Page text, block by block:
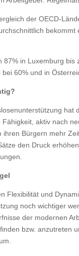
der OECD-
87% in Luxemburg
60% und in
hat
aktiv nach
ihren Bürgern mehr
den Druck
Flexibilität und
noch wichtiger
der modernen
bzw. anzutreten